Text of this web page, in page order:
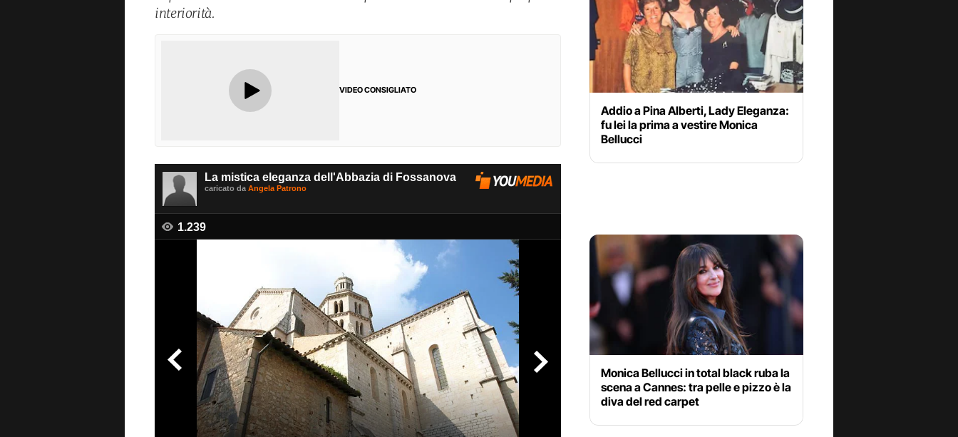
interiorità.
VIDEO CONSIGLIATO
Addio a Pina Alberti, Lady Eleganza:
fu lei la prima a vestire Monica
Bellucci
Monica Bellucci in total black ruba la
scena a Cannes: tra pelle e pizzo è la
diva del red carpet